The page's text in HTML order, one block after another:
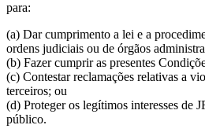
para:
(a) Dar cumprimento a lei e a
ordens judiciais ou de órgãos
(b) Fazer cumprir as presentes
(c) Contestar reclamações relativas a
terceiros; ou
(d) Proteger os legítimos interesses de
público.